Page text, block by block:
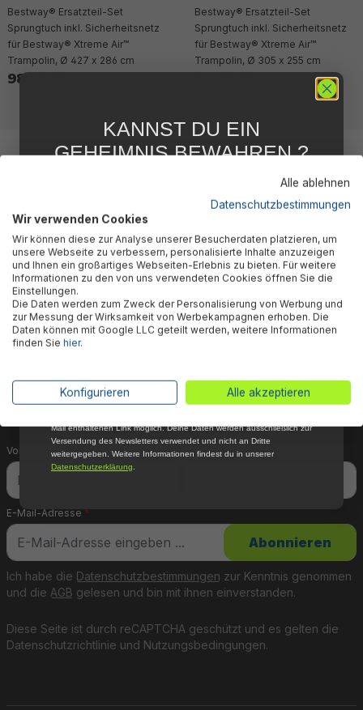
Bestway® Ersatzteil-Set
Sprungtuch inkl. Sicherheitsnetz
für Bestway® Xtreme Air™
Trampolin, Ø 427 x 286 cm
98,85 €*
Bestway® Ersatzteil-Set
Sprungtuch inkl. Sicherheitsnetz
für Bestway® Xtreme Air™
Trampolin, Ø 305 x 255 cm
59,85 €*
🎉 Jetzt den Newsletter
abonnieren & 5% Rabatt
sichern!
Gutschein auf nicht reduzierte Ware für Deinen
nächsten Einkauf.
E-Mail-Adresse *
Vorname Nachname
Diese Seite ist durch reCAPTCHA geschützt und es gelten die
Datenschutzrichtlinie und Nutzungsbedingungen.
Ich habe die Datenschutzbestimmungen zur Kenntnis genommen
und die AGB gelesen und bin mit ihnen einverstanden.
Abonnieren
Alle ablehnen
Datenschutzbestimmungen
Wir verwenden Cookies
Wir können diese zur Analyse unserer Besucherdaten platzieren, um
unsere Webseite zu verbessern, personalisierte Inhalte anzuzeigen
und Ihnen ein großartiges Webseiten-Erlebnis zu bieten. Für weitere
Informationen zu den von uns verwendeten Cookies öffnen Sie die
Einstellungen.
Die Daten werden zum Zweck der Personalisierung von Werbung und
zur Messung der Wirksamkeit von Werbekampagnen erhoben. Die
Daten können mit Google LLC geteilt werden, weitere Informationen
finden Sie hier.
Konfigurieren Alle akzeptieren
KANNST DU EIN
GEHEIMNIS BEWAHREN ?
FÜR DICH
Abonniere jetzt unseren kostenlosen
Newsletter, verpasse keine Neuigkeiten und
Aktionen mehr und sichere Dir 5 %
Willkommensrabatt auf nicht reduzierte Ware
bei Deiner ersten Bestellung !*
Email
*Mit der Anmeldung zum Newsletter stimmst du zu, regelmäßig per E-
Mail über aktuelle Angebote, Aktionen und Produktneuheiten
Mail enthaltenen Link möglich. Deine Daten werden ausschließlich zur
Versendung des Newsletters verwendet und nicht an Dritte
weitergegeben. Weitere Informationen findest du in unserer
Datenschutzerklärung